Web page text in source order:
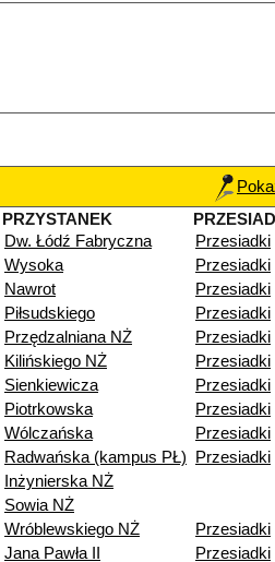
PRZYSTANEK
Dw. Łódź Fabryczna
Przesiadki
Wysoka
Przesiadki
Nawrot
Przesiadki
Piłsudskiego
Przesiadki
Przędzalniana NŻ
Przesiadki
Kilińskiego NŻ
Przesiadki
Sienkiewicza
Przesiadki
Piotrkowska
Przesiadki
Wólczańska
Przesiadki
Radwańska (kampus PŁ)
Przesiadki
Inżynierska NŻ
Sowia NŻ
Wróblewskiego NŻ
Przesiadki
Jana Pawła II Przesiadki